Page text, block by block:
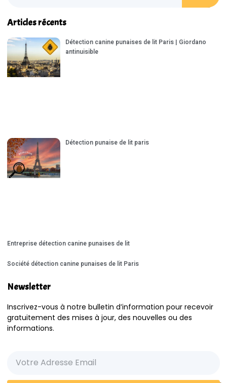
Articles récents
Détection canine punaises de lit Paris | Giordano
antinuisible
Détection punaise de lit paris
Entreprise détection canine punaises de lit
Société détection canine punaises de lit Paris
Newsletter
Inscrivez-vous à notre bulletin d’information pour recevoir
gratuitement des mises à jour, des nouvelles ou des
informations.